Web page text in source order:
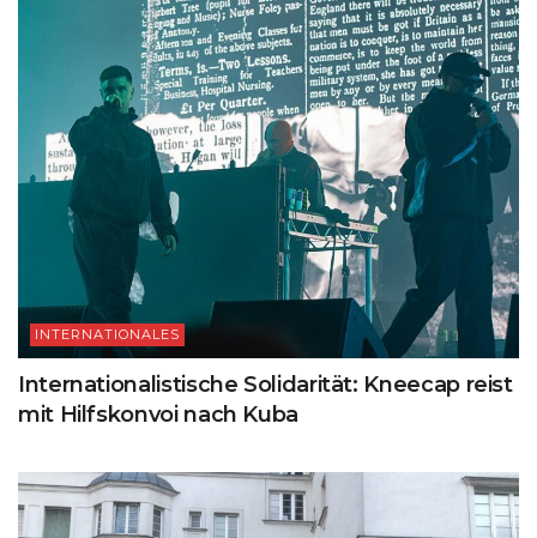
INTERNATIONALES
Internationalistische Solidarität: Kneecap reist
mit Hilfskonvoi nach Kuba